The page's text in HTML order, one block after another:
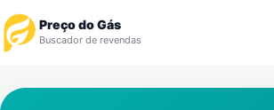
Preço do Gás
Buscador de revendas